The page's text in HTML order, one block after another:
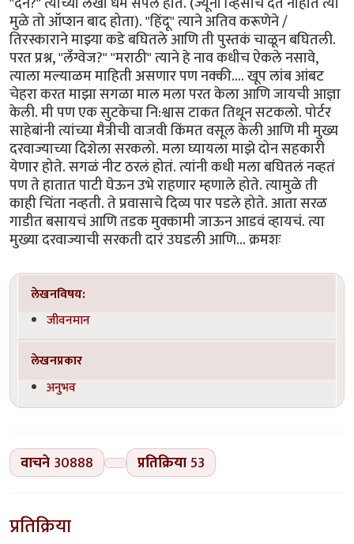
मुळे तो ऑप्शन बाद होता). "हिंदू" त्याने अतिव करूणेने /
तिरस्काराने माझ्या कडे बघितले आणि ती पुस्तकं चाळून बघितली.
परत प्रश्न, "लँग्वेज?" "मराठी" त्याने हे नाव कधीच ऐकले नसावे,
त्याला मल्याळम माहिती असणार पण नक्की.... खूप लांब आंबट
चेहरा करत माझा सगळा माल मला परत केला आणि जायची आज्ञा
केली. मी पण एक सुटकेचा नि:श्वास टाकत तिथून सटकलो. पोर्टर
साहेबांनी त्यांच्या मैत्रीची वाजवी किंमत वसूल केली आणि मी मुख्य
दरवाज्याच्या दिशेला सरकलो. मला घ्यायला माझे दोन सहकारी
येणार होते. सगळं नीट ठरलं होतं. त्यांनी कधी मला बघितलं नव्हतं
पण ते हातात पाटी घेऊन उभे राहणार म्हणाले होते. त्यामुळे ती
काही चिंता नव्हती. ते प्रवासाचे दिव्य पार पडले होते. आता सरळ
गाडीत बसायचं आणि तडक मुक्कामी जाऊन आडवं व्हायचं. त्या
मुख्या दरवाज्याची सरकती दारं उघडली आणि... क्रमशः
लेखनविषय:
जीवनमान
लेखनप्रकार
अनुभव
वाचने 30888 प्रतिक्रिया53
प्रतिक्रिया